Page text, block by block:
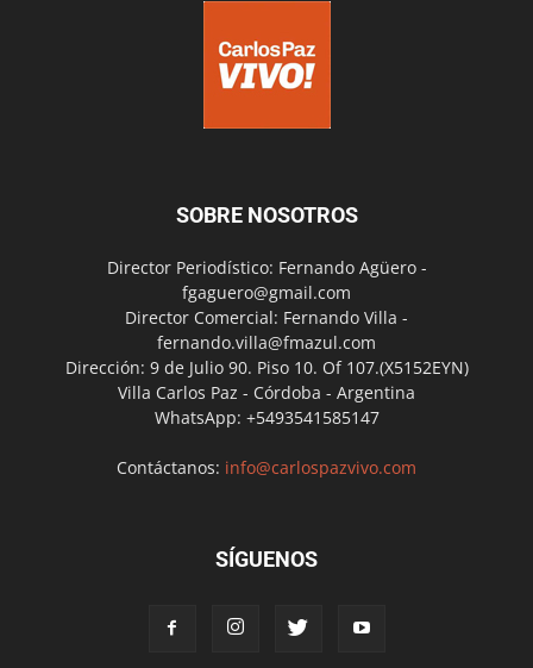
SOBRE NOSOTROS
Director Periodístico: Fernando Agüero -
fgaguero@gmail.com
Director Comercial: Fernando Villa -
fernando.villa@fmazul.com
Dirección: 9 de Julio 90. Piso 10. Of 107.(X5152EYN)
Villa Carlos Paz - Córdoba - Argentina
WhatsApp: +5493541585147
Contáctanos: info@carlospazvivo.com
SÍGUENOS